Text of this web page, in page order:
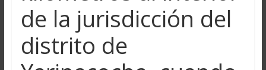
de la jurisdicción del
distrito de